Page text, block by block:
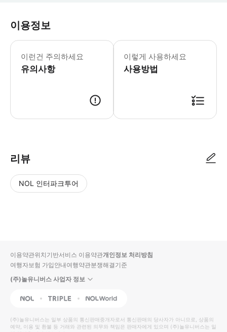
이용정보
이런건 주의하세요
유의사항
청두 자연사 박물관은 과학, 교육, 문
이렇게 사용하세요
사용방법
리뷰
NOL 인터파크투어
입니
다.
높
은
동
영
순
상
이용약관위치기반서비스 이용약관개인정보 처리방침
여행자보험 가입안내여행약관분쟁해결기준
(주)놀유니버스 사업자 정보
NOL Triple Interpark Global
(주)놀유니버스는 일부 상품의 통신판매중개자로서 통신판매의 당사자가 아니므로, 상품의
예약, 이용 및 환불 등 거래와 관련된 의무와 책임은 판매자에게 있으며 (주)놀유니버스는 일